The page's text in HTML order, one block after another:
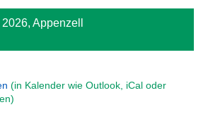
Appenzell
(in Kalender wie Outlook, iCal oder